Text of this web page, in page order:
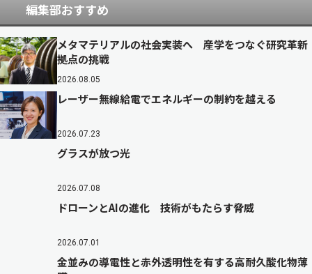
編集部おすすめ
メタマテリアルの社会実装へ 産学をつなぐ研究革新
拠点の挑戦
2026.08.05
レーザー無線給電でエネルギーの制約を越える
2026.07.23
グラスが放つ光
2026.07.08
ドローンとAIの進化 技術がもたらす脅威
2026.07.01
金並みの導電性と赤外透明性を有する高耐久酸化物薄